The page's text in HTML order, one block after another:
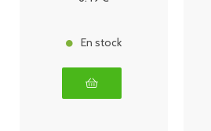
En stock